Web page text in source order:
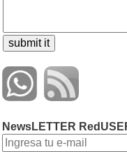
NewsLETTER